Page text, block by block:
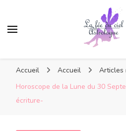
Accueil Accueil
Articles
Horoscope de la Lune du 30
écriture-